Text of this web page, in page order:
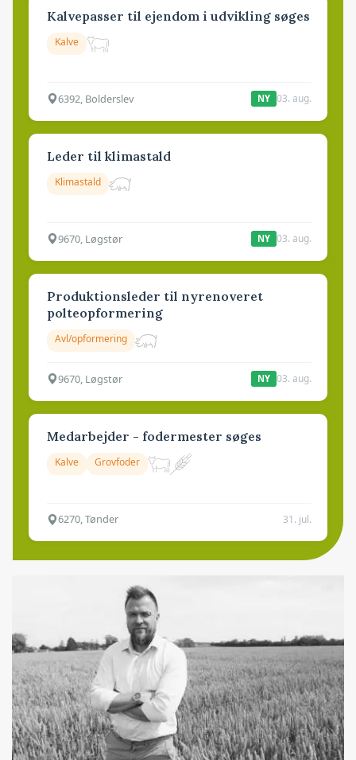
Kalvepasser til ejendom i udvikling søges
Kalve
6392, Bolderslev NY 03. aug.
Leder til klimastald
Klimastald
9670, Løgstør NY 03. aug.
Produktionsleder til nyrenoveret
polteopformering
Avl/opformering
9670, Løgstør NY 03. aug.
Medarbejder - fodermester søges
Kalve Grovfoder
6270, Tønder 31. jul.